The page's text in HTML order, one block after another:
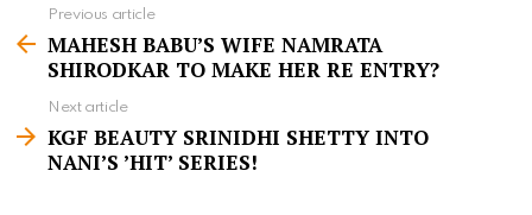
e
m
Previous article
MAHESH BABU’S WIFE NAMRATA
SHIRODKAR TO MAKE HER RE ENTRY?
Next article
KGF BEAUTY SRINIDHI SHETTY INTO
NANI’S ’HIT’ SERIES!